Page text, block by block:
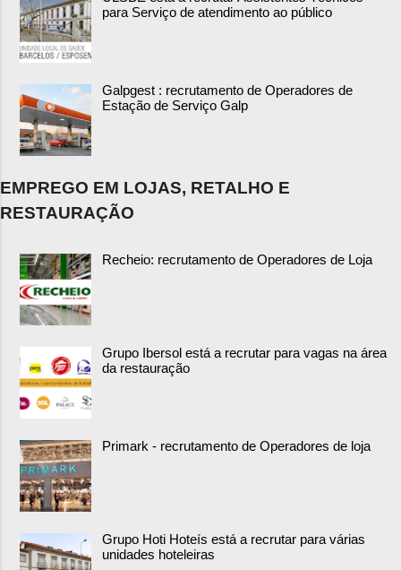
para Serviço de atendimento ao público
Galpgest : recrutamento de Operadores de
Estação de Serviço Galp
EMPREGO EM LOJAS, RETALHO E
RESTAURAÇÃO
Recheio: recrutamento de Operadores de Loja
Grupo Ibersol está a recrutar para vagas na área
da restauração
Primark - recrutamento de Operadores de loja
Grupo Hoti Hoteís está a recrutar para várias
unidades hoteleiras